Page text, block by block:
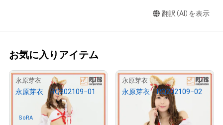
翻訳（AI）を表示
お気に入りアイテム
永原芽衣 5
永原芽衣 RQ202109−01
SoRA さんが保有中
永原芽衣 6
永原芽衣 RQ202109−02
10,000
売出し（初回販売）